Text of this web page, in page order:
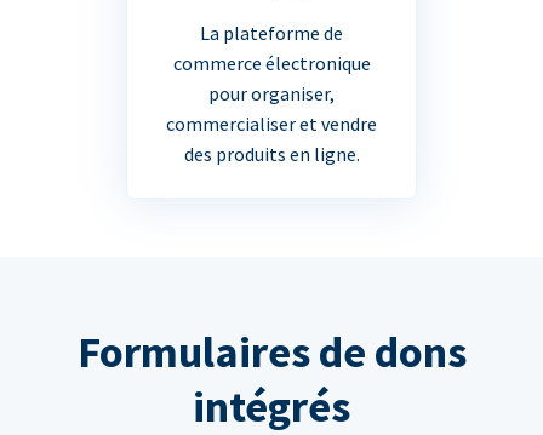
La plateforme de
commerce électronique
pour organiser,
commercialiser et vendre
des produits en ligne.
Formulaires de dons
intégrés